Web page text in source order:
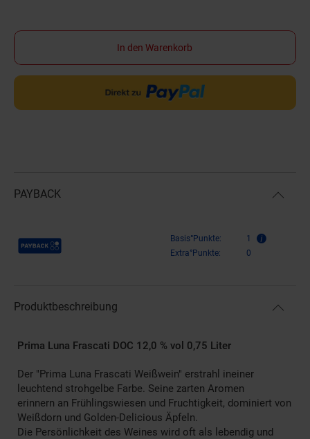
In den Warenkorb
PAYBACK
Payback Punkte Basis°Punkte:
1
Extra°Punkte:
0
Produktbeschreibung
Prima Luna Frascati DOC 12,0 % vol 0,75 Liter
Der "Prima Luna Frascati Weißwein" erstrahl ineiner
leuchtend strohgelbe Farbe. Seine zarten Aromen
erinnern an Frühlingswiesen und Fruchtigkeit, dominiert von
Weißdorn und Golden-Delicious Äpfeln.
Die Persönlichkeit des Weines wird oft als lebendig und